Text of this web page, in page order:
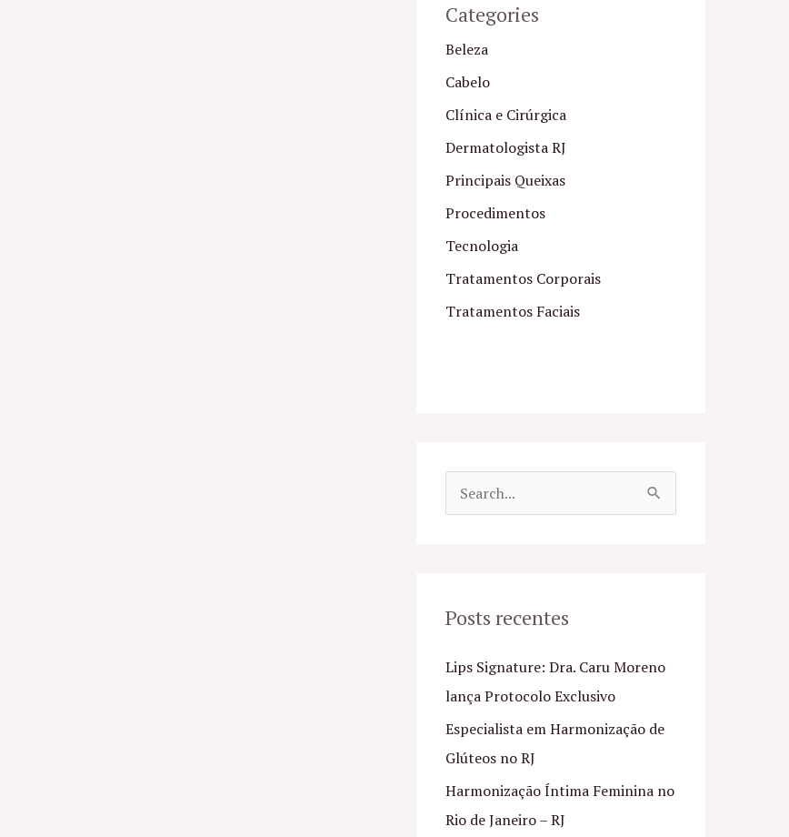
Categories
Beleza
Cabelo
Clínica e Cirúrgica
Dermatologista RJ
Principais Queixas
Procedimentos
Tecnologia
Tratamentos Corporais
Tratamentos Faciais
u
s
a
r
p
o
r
Posts recentes
Lips Signature: Dra. Caru Moreno
lança Protocolo Exclusivo
Especialista em Harmonização de
Glúteos no RJ
Harmonização Íntima Feminina no
Rio de Janeiro – RJ